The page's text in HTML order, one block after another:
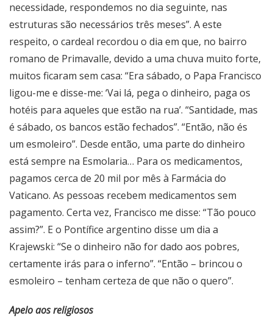
necessidade, respondemos no dia seguinte, nas
estruturas são necessários três meses”. A este
respeito, o cardeal recordou o dia em que, no bairro
romano de Primavalle, devido a uma chuva muito forte,
muitos ficaram sem casa: “Era sábado, o Papa Francisco
ligou-me e disse-me: ‘Vai lá, pega o dinheiro, paga os
hotéis para aqueles que estão na rua’. “Santidade, mas
é sábado, os bancos estão fechados”. “Então, não és
um esmoleiro”. Desde então, uma parte do dinheiro
está sempre na Esmolaria… Para os medicamentos,
pagamos cerca de 20 mil por mês à Farmácia do
Vaticano. As pessoas recebem medicamentos sem
pagamento. Certa vez, Francisco me disse: “Tão pouco
assim?”. E o Pontífice argentino disse um dia a
Krajewski: “Se o dinheiro não for dado aos pobres,
certamente irás para o inferno”. “Então – brincou o
esmoleiro – tenham certeza de que não o quero”.
Apelo aos religiosos